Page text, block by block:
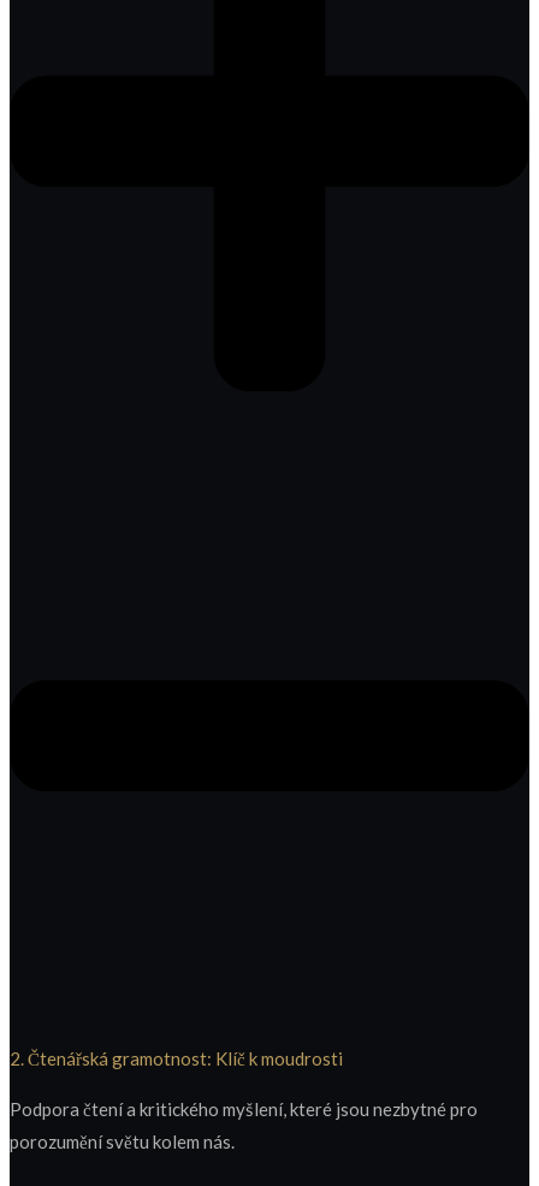
2. Čtenářská gramotnost: Klíč k moudrosti
Podpora čtení a kritického myšlení, které jsou nezbytné pro
porozumění světu kolem nás.